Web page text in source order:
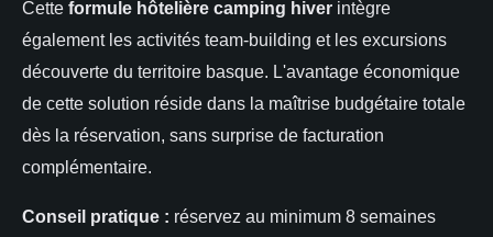
Cette formule hôtelière camping hiver intègre
également les activités team-building et les excursions
découverte du territoire basque. L'avantage économique
de cette solution réside dans la maîtrise budgétaire totale
dès la réservation, sans surprise de facturation
complémentaire.
Conseil pratique : réservez au minimum 8 semaines